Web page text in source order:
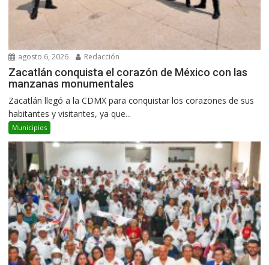
agosto 6, 2026 Redacción
Zacatlán conquista el corazón de México con las
manzanas monumentales
Zacatlán llegó a la CDMX para conquistar los corazones de sus
habitantes y visitantes, ya que...
Municipios